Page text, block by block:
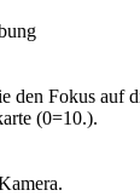
den Fokus auf
(0=10.).